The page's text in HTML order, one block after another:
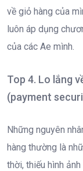
về giỏ hàng của
luôn áp dụng
của các Ae mình.
Top 4. Lo lắng
(payment
Những nguyên
hàng thường là
thời, thiếu hình